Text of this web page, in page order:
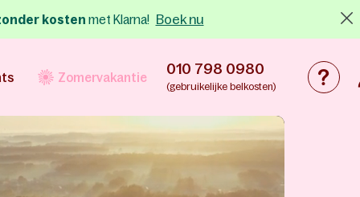
kosten met Klarna! Boek nu
Zomervakantie 010 798 0980
(gebruikelijke belkosten)